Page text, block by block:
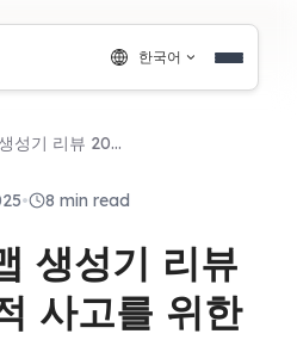
한국어
AI 마인드 맵 생성기 리뷰 2025: 시각적 사고를 위한 최고의 도구들
• 8 min read
생성기 리뷰
사고를 위한